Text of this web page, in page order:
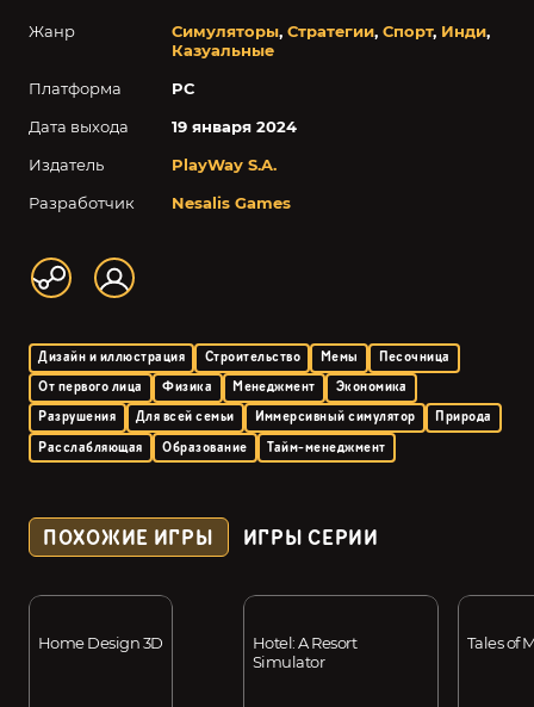
Жанр Симуляторы, Стратегии, Спорт, Инди,
Казуальные
Платформа
PC
Дата выхода
19 января 2024
Издатель
PlayWay S.A.
Разработчик
Nesalis Games
Дизайн и иллюстрация Строительство Мемы
Песочница
От первого лица
Физика Менеджмент
Экономика
Разрушения
Для всей семьи Иммерсивный симулятор
Природа
Расслабляющая
Образование Тайм-менеджмент
ПОХОЖИЕ ИГРЫ ИГРЫ СЕРИИ
Home Design 3D
Hotel: A Resort
Simulator
Tales of